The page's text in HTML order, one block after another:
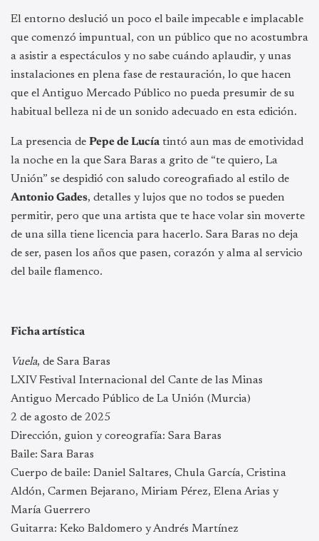
El entorno deslució un poco el baile impecable e implacable
que comenzó impuntual, con un público que no acostumbra
a asistir a espectáculos y no sabe cuándo aplaudir, y unas
instalaciones en plena fase de restauración, lo que hacen
que el Antiguo Mercado Público no pueda presumir de su
habitual belleza ni de un sonido adecuado en esta edición.
La presencia de Pepe de Lucía tintó aun mas de emotividad
la noche en la que Sara Baras a grito de “te quiero, La
Unión” se despidió con saludo coreografiado al estilo de
Antonio Gades, detalles y lujos que no todos se pueden
permitir, pero que una artista que te hace volar sin moverte
de una silla tiene licencia para hacerlo. Sara Baras no deja
de ser, pasen los años que pasen, corazón y alma al servicio
del baile flamenco.
Ficha artística
Vuela, de Sara Baras
LXIV Festival Internacional del Cante de las Minas
Antiguo Mercado Público de La Unión (Murcia)
2 de agosto de 2025
Dirección, guion y coreografía: Sara Baras
Baile: Sara Baras
Cuerpo de baile: Daniel Saltares, Chula García, Cristina
Aldón, Carmen Bejarano, Miriam Pérez, Elena Arias y
María Guerrero
Guitarra: Keko Baldomero y Andrés Martínez